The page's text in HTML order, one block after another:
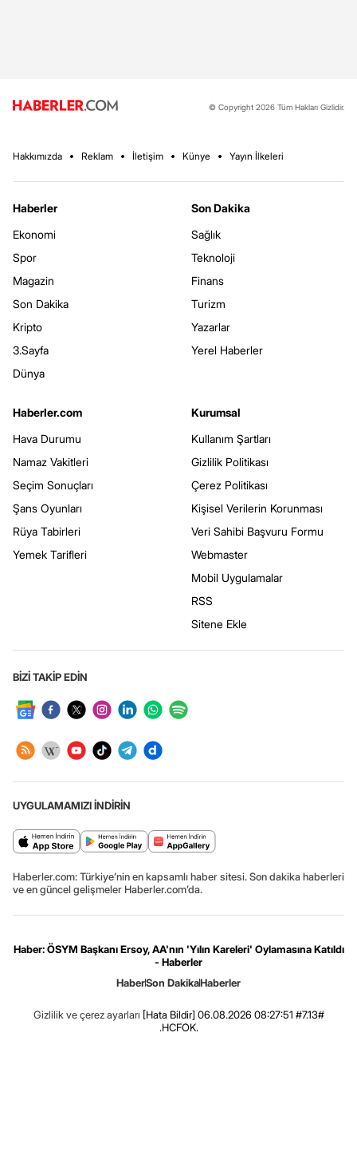
© Copyright 2026 Tüm Hakları Gizlidir.
Hakkımızda Reklam İletişim Künye Yayın İlkeleri
Haberler
Ekonomi
Spor
Magazin
Son Dakika
Kripto
3.Sayfa
Dünya
Son Dakika
Sağlık
Teknoloji
Finans
Turizm
Yazarlar
Yerel Haberler
Haberler.com
Hava Durumu
Namaz Vakitleri
Seçim Sonuçları
Şans Oyunları
Rüya Tabirleri
Yemek Tarifleri
Kurumsal
Kullanım Şartları
Gizlilik Politikası
Çerez Politikası
Kişisel Verilerin Korunması
Veri Sahibi Başvuru Formu
Webmaster
Mobil Uygulamalar
RSS
Sitene Ekle
BİZİ TAKİP EDİN
UYGULAMAMIZI İNDİRİN
Haberler.com: Türkiye’nin en kapsamlı haber sitesi. Son dakika haberleri
ve en güncel gelişmeler Haberler.com’da.
Haber: ÖSYM Başkanı Ersoy, AA'nın 'Yılın Kareleri' Oylamasına Katıldı
- Haberler
HaberSon DakikaHaberler
Gizlilik ve çerez ayarları [Hata Bildir] 06.08.2026 08:27:51 #7.13#
.HCFOK.